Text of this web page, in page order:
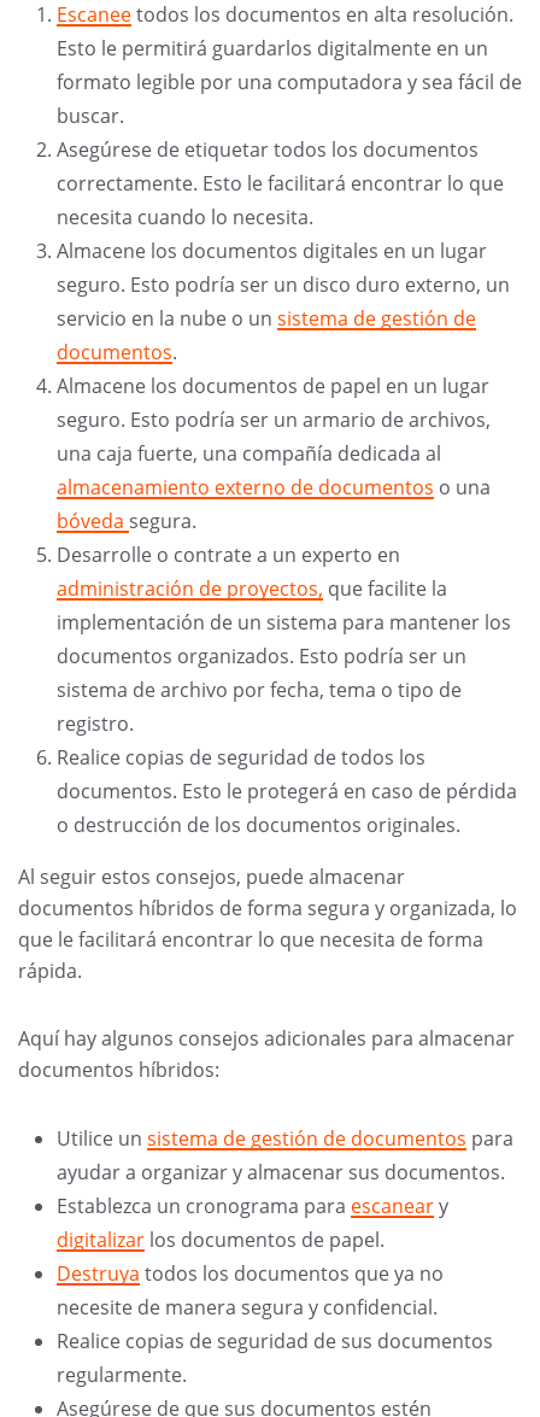
Escaneetodos los documentos en alta resolución.
Esto le permitirá guardarlos digitalmente en un
formato legible por una computadora y sea fácil de
buscar.
Asegúrese de etiquetar todos los documentos
correctamente. Esto le facilitará encontrar lo que
necesita cuando lo necesita.
Almacene los documentos digitales en un lugar
seguro. Esto podría ser un disco duro externo, un
servicio en la nube o un sistema de gestión de
documentos.
Almacene los documentos de papel en un lugar
seguro. Esto podría ser un armario de archivos,
una caja fuerte, una compañía dedicada al
almacenamiento externo de documentos o una
bóveda segura.
Desarrolle o contrate a un experto en
administración de proyectos, que facilite la
implementación de un sistema para mantener los
documentos organizados. Esto podría ser un
sistema de archivo por fecha, tema o tipo de
registro.
Realice copias de seguridad de todos los
documentos. Esto le protegerá en caso de pérdida
o destrucción de los documentos originales.
Al seguir estos consejos, puede almacenar
documentos híbridos de forma segura y organizada, lo
que le facilitará encontrar lo que necesita de forma
rápida.
Aquí hay algunos consejos adicionales para almacenar
documentos híbridos:
Utilice un sistema de gestión de documentos para
ayudar a organizar y almacenar sus documentos.
Establezca un cronograma para escaneary
digitalizar los documentos de papel.
Destruya todos los documentos que ya no
necesite de manera segura y confidencial.
Realice copias de seguridad de sus documentos
regularmente.
Asegúrese de que sus documentos estén